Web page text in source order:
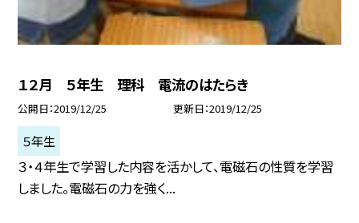
１２月 ５年生 理科 電流のはたらき
公開日 2019/12/25 更新日 2019/12/25
５年生
３・４年生で学習した内容を活かして、電磁石の性質を学習
しました。電磁石の力を強く...